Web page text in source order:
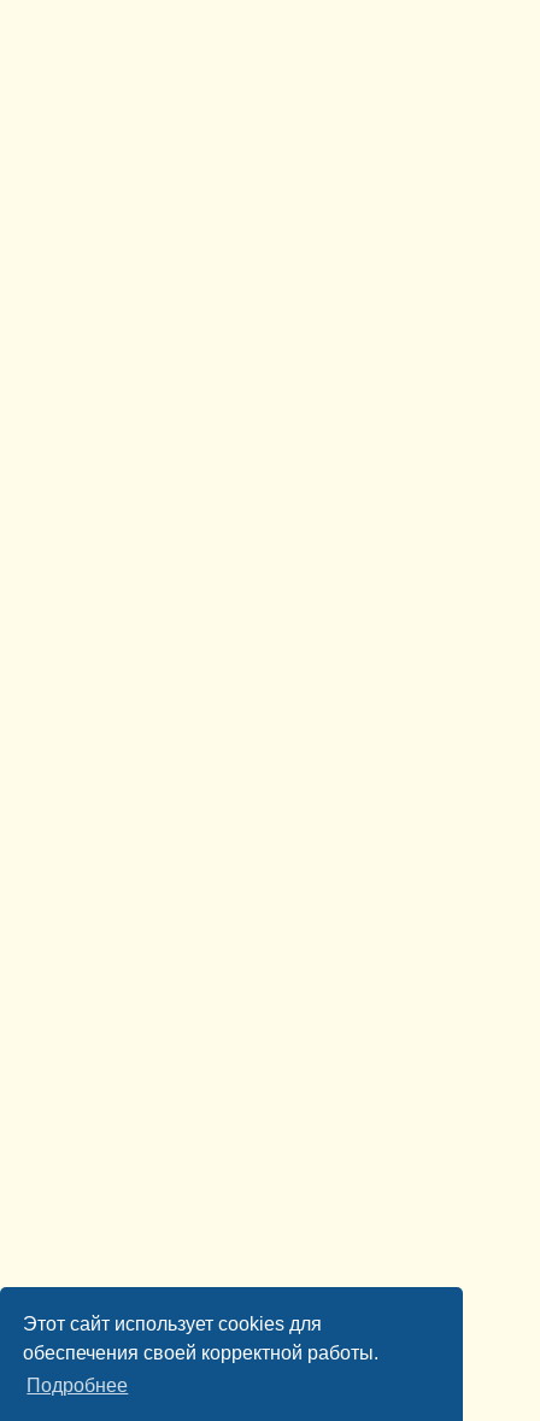
Этот сайт использует cookies для
обеспечения своей корректной работы.
Подробнее